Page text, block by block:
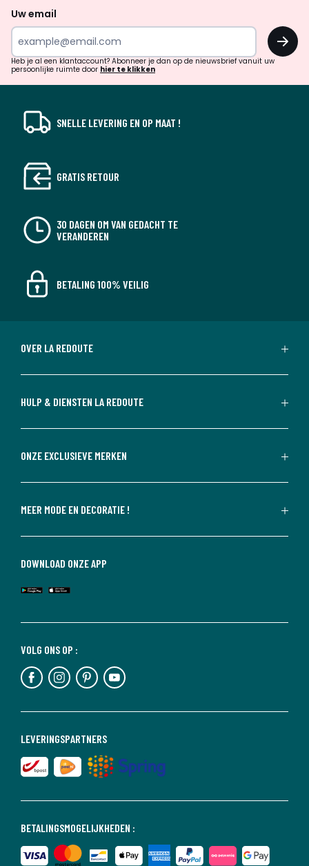
inspiratie
verrassingen?
Uw email
OK
Heb je al een klantaccount? Abonneer je dan op de nieuwsbrief vanuit uw
persoonlijke ruimte door hier te klikken
SNELLE LEVERING EN OP MAAT !
GRATIS RETOUR
30 DAGEN OM VAN GEDACHT TE
VERANDEREN
BETALING 100% VEILIG
OVER LA REDOUTE
HULP & DIENSTEN LA REDOUTE
ONZE EXCLUSIEVE MERKEN
MEER MODE EN DECORATIE !
BETALINGSMOGELIJKHEDEN :
LEVERINGSPARTNERS
VOLG ONS OP :
DOWNLOAD ONZE APP